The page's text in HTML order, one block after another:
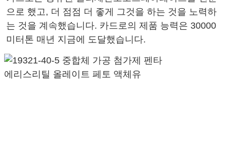
으로 했고, 더 점점 더 좋게 그것을 하는 것을 노력하
는 것을 계속했습니다. 카드로의 제품 능력은 30000
미터톤 매년 지금에 도달했습니다.